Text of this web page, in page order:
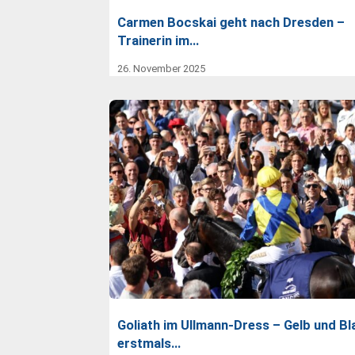
Carmen Bocskai geht nach Dresden –
Trainerin im…
26. November 2025
Goliath im Ullmann-Dress – Gelb und
erstmals…